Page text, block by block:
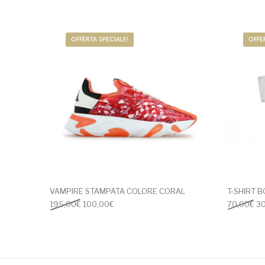
OFFERTA SPECIALE!
VAMPIRE STAMPATA COLORE CORAL
195,00€ Il prezzo originale era: 195,00€.
100,00€
Questo prodotto
T-SHIRT
70,00€ Il